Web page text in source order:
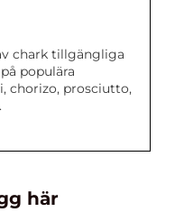
chark tillgängliga
populära
chorizo, prosciutto,
här